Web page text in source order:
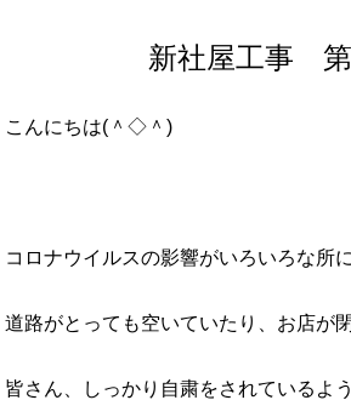
新社屋工事
こんにちは(＾◇＾)
コロナウイルスの影響がいろいろな所
道路がとっても空いていたり、お店が
皆さん、しっかり自粛をされているよ